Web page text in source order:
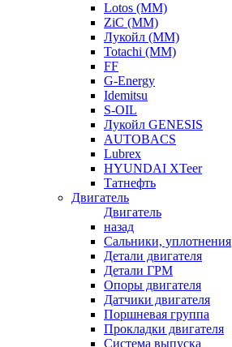
Lotos (ММ)
ZiC (ММ)
Лукойл (ММ)
Totachi (MM)
FF
G-Energy
Idemitsu
S-OIL
Лукойл GENESIS
AUTOBACS
Lubrex
HYUNDAI XTeer
Татнефть
Двигатель
Двигатель
назад
Сальники, уплотнения
Детали двигателя
Детали ГРМ
Опоры двигателя
Датчики двигателя
Поршневая группа
Прокладки двигателя
Система выпуска